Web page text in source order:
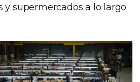
y supermercados a lo largo